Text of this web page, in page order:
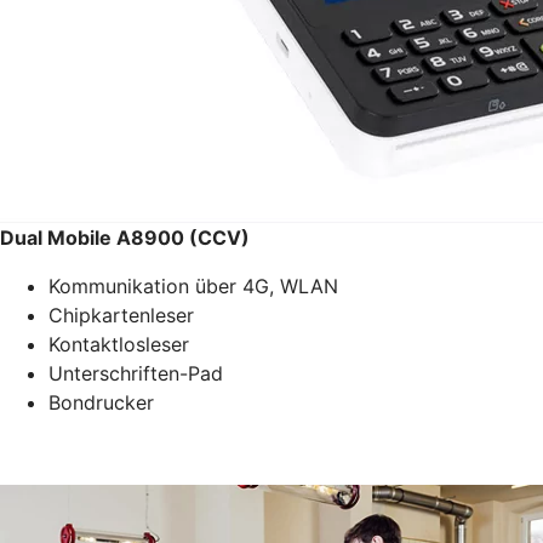
Dual Mobile A8900 (CCV)
Kommunikation über 4G, WLAN
Chipkartenleser
Kontaktlosleser
Unterschriften-Pad
Bondrucker